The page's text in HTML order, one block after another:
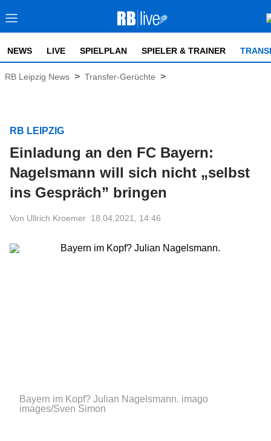
NEWS LIVE SPIELPLAN SPIELER & TRAINER
RB Leipzig News > Transfer-Gerüchte >
RB LEIPZIG
Einladung an den FC Bayern:
Nagelsmann will sich nicht „selbst
ins Gespräch” bringen
Von Ullrich Kroemer 18.04.2021, 14:46
Bayern im Kopf? Julian Nagelsmann. imago
images/Sven Simon